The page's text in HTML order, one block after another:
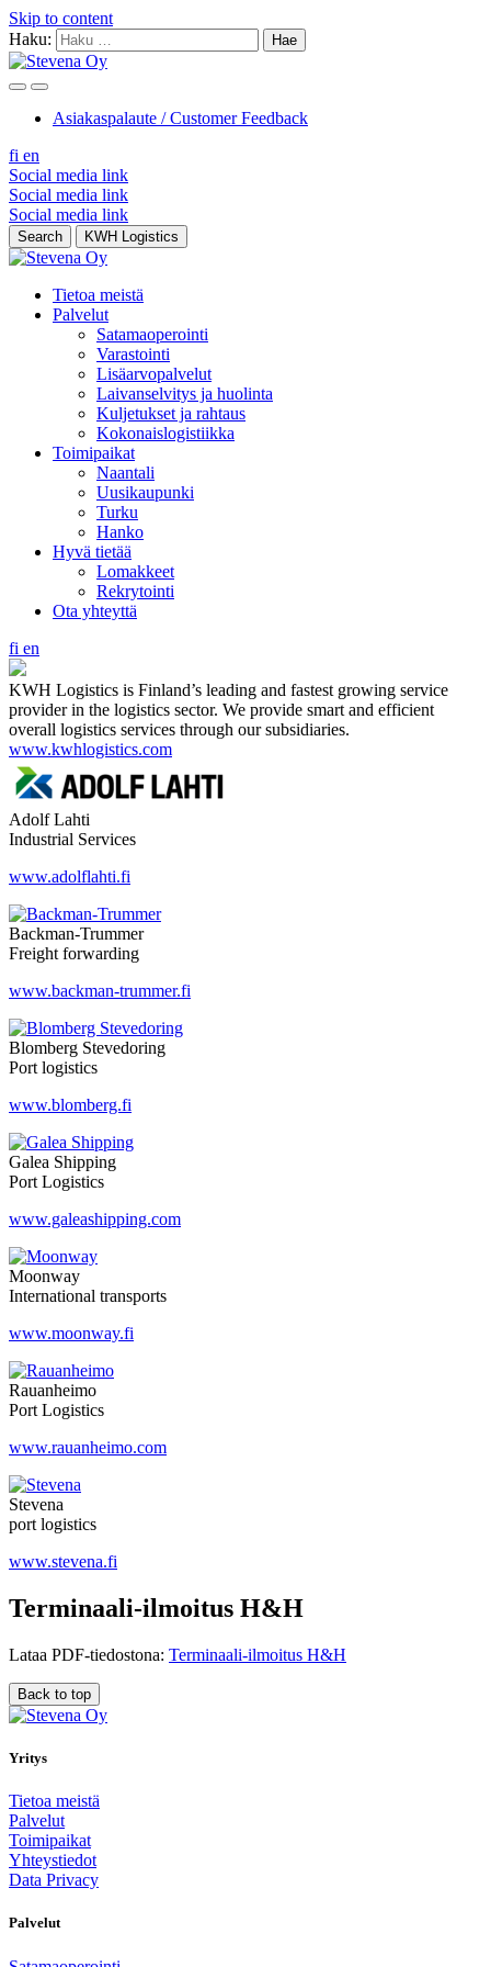
Skip to content
Haku:
Asiakaspalaute / Customer Feedback
fi en
Social media link
Social media link
Social media link
Search KWH Logistics
Tietoa meistä
Palvelut
Satamaoperointi
Varastointi
Lisäarvopalvelut
Laivanselvitys ja huolinta
Kuljetukset ja rahtaus
Kokonaislogistiikka
Toimipaikat
Naantali
Uusikaupunki
Turku
Hanko
Hyvä tietää
Lomakkeet
Rekrytointi
Ota yhteyttä
fi en
KWH Logistics is Finland’s leading and fastest growing service
provider in the logistics sector. We provide smart and efficient
overall logistics services through our subsidiaries.
www.kwhlogistics.com
Adolf Lahti
Industrial Services
www.adolflahti.fi
Backman-Trummer
Freight forwarding
www.backman-trummer.fi
Blomberg Stevedoring
Port logistics
www.blomberg.fi
Galea Shipping
Port Logistics
www.galeashipping.com
Moonway
International transports
www.moonway.fi
Rauanheimo
Port Logistics
www.rauanheimo.com
Stevena
port logistics
www.stevena.fi
Terminaali-ilmoitus H&H
Lataa PDF-tiedostona: Terminaali-ilmoitus H&H
Back to top
Yritys
Tietoa meistä
Palvelut
Toimipaikat
Yhteystiedot
Data Privacy
Palvelut